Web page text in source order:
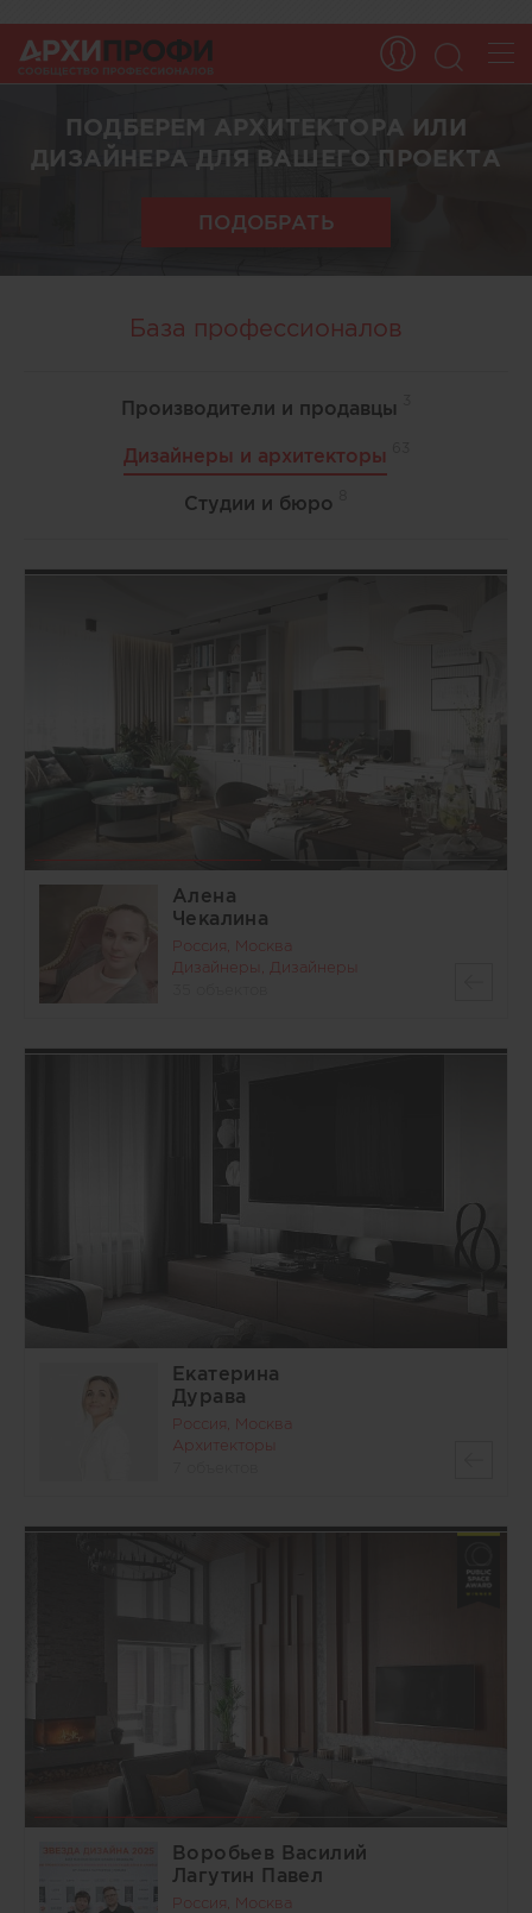
ПОДБЕРЕМ АРХИТЕКТОРА ИЛИ
ДИЗАЙНЕРА ДЛЯ ВАШЕГО ПРОЕКТА
ПОДОБРАТЬ
База профессионалов
Производители и продавцы
Дизайнеры и архитекторы
Студии и бюро
Алена
Чекалина
Россия, Москва
Дизайнеры, Дизайнеры
Екатерина
Дурава
Россия, Москва
Архитекторы
Воробьев Василий
Лагутин Павел
Россия, Москва